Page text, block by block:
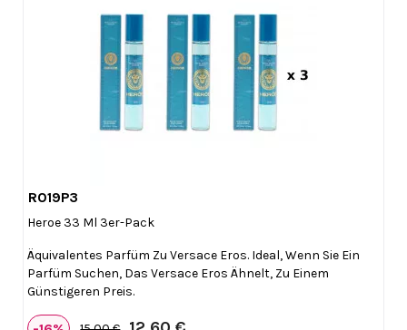
R019P3
Heroe 33 Ml 3er-Pack
Äquivalentes Parfüm Zu Versace Eros. Ideal, Wenn Sie Ein
Parfüm Suchen, Das Versace Eros Ähnelt, Zu Einem
Günstigeren Preis.